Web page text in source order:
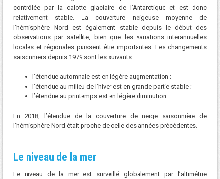
contrôlée par la calotte glaciaire de l’Antarctique et est donc
relativement stable. La couverture neigeuse moyenne de
l’hémisphère Nord est également stable depuis le début des
observations par satellite, bien que les variations interannuelles
locales et régionales puissent être importantes. Les changements
saisonniers depuis 1979 sont les suivants :
l’étendue automnale est en légère augmentation ;
l’étendue au milieu de l’hiver est en grande partie stable ;
l’étendue au printemps est en légère diminution.
En 2018, l’étendue de la couverture de neige saisonnière de
l’hémisphère Nord était proche de celle des années précédentes.
Le niveau de la mer
Le niveau de la mer est surveillé globalement par l’altimétrie